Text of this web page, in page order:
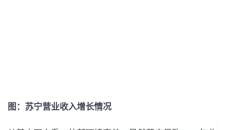
图：苏宁营业收入增长情况